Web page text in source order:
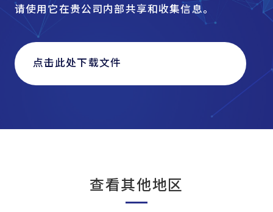
请使用它在贵公司内部共享和收集信息。
点击此处下载文件
查看其他地区